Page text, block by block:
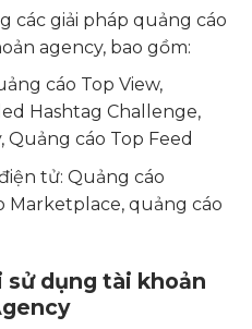
các giải pháp quảng cáo
agency, bao gồm:
cáo Top View,
Hashtag Challenge,
Quảng cáo Top Feed
tử: Quảng cáo
Marketplace, quảng cáo
sử dụng tài khoản